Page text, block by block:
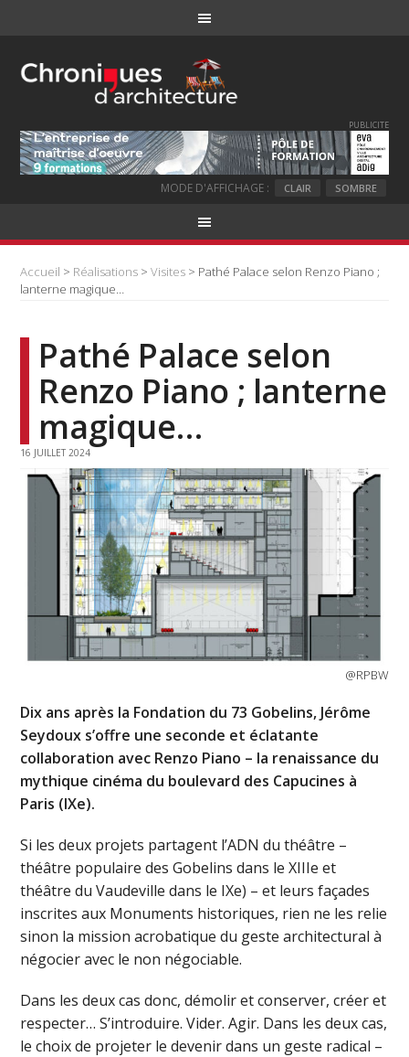
PUBLICITE
MODE D'AFFICHAGE : CLAIR SOMBRE
Accueil > Réalisations >Visites > Pathé Palace selon Renzo Piano ;
lanterne magique…
Pathé Palace selon
Renzo Piano ; lanterne
magique…
16 JUILLET 2024
@RPBW
Dix ans après la Fondation du 73 Gobelins, Jérôme
Seydoux s’offre une seconde et éclatante
collaboration avec Renzo Piano – la renaissance du
mythique cinéma du boulevard des Capucines à
Paris (IXe).
Si les deux projets partagent l’ADN du théâtre –
théâtre populaire des Gobelins dans le XIIIe et
théâtre du Vaudeville dans le IXe) – et leurs façades
inscrites aux Monuments historiques, rien ne les relie
sinon la mission acrobatique du geste architectural à
négocier avec le non négociable.
Dans les deux cas donc, démolir et conserver, créer et
respecter… S’introduire. Vider. Agir. Dans les deux cas,
le choix de projeter le devenir dans un geste radical –